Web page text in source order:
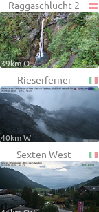
Raggaschlucht 2
39km O
Rieserferner
40km W
Sexten West